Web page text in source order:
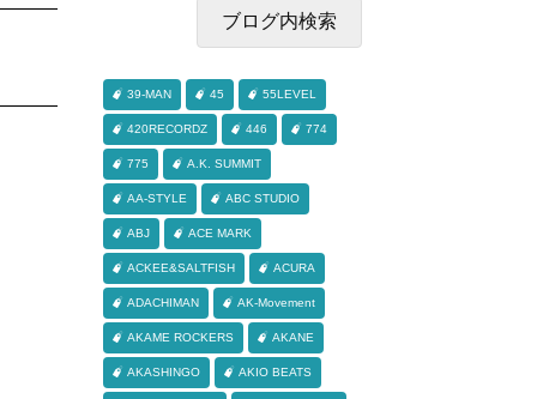
39-MAN 45 55LEVEL
420RECORDZ 446 774
775 A.K. SUMMIT
AA-STYLE ABC STUDIO
ABJ ACE MARK
ACKEE&SALTFISH ACURA
ADACHIMAN AK-Movement
AKAME ROCKERS AKANE
AKASHINGO AKIO BEATS